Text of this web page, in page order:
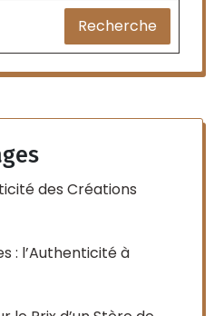
Recherche
des Créations
: l’Authenticité à